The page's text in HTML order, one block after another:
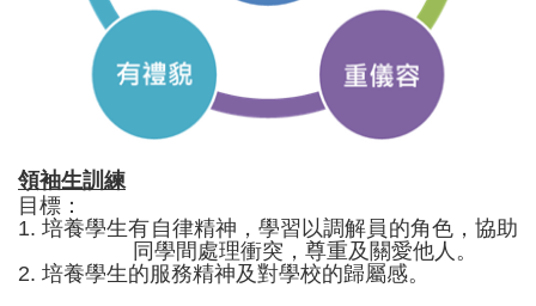
領袖生訓練
目標：
1. 培養學生有自律精神，學習以調解員的角色，協助
同學間處理衝突，尊重及關愛他人。
2. 培養學生的服務精神及對學校的歸屬感。